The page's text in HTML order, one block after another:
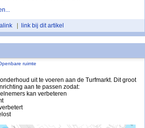
link bij dit artikel
ruimte
uit te voeren aan de Turfmarkt. Dit groot
aan te passen zodat:
kan verbeteren